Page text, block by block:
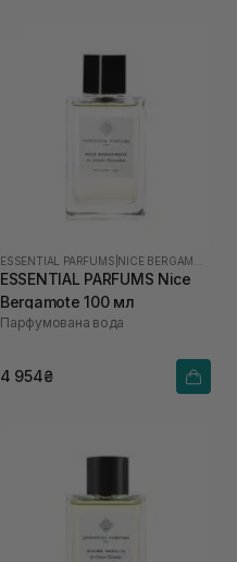
ESSENTIAL PARFUMS
ESSENTIAL PARFUMS Nice
Bergamote 100 мл
Парфумована вода
4 954₴